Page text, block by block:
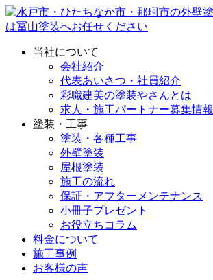
当社について
会社紹介
代表あいさつ・社員紹介
彩職建美の塗装やさんとは
求人・施工パートナー募集情報
塗装・工事
塗装・各種工事
外壁塗装
屋根塗装
施工の流れ
保証・アフターメンテナンス
小冊子プレゼント
お役立ちコラム
料金について
施工事例
お客様の声